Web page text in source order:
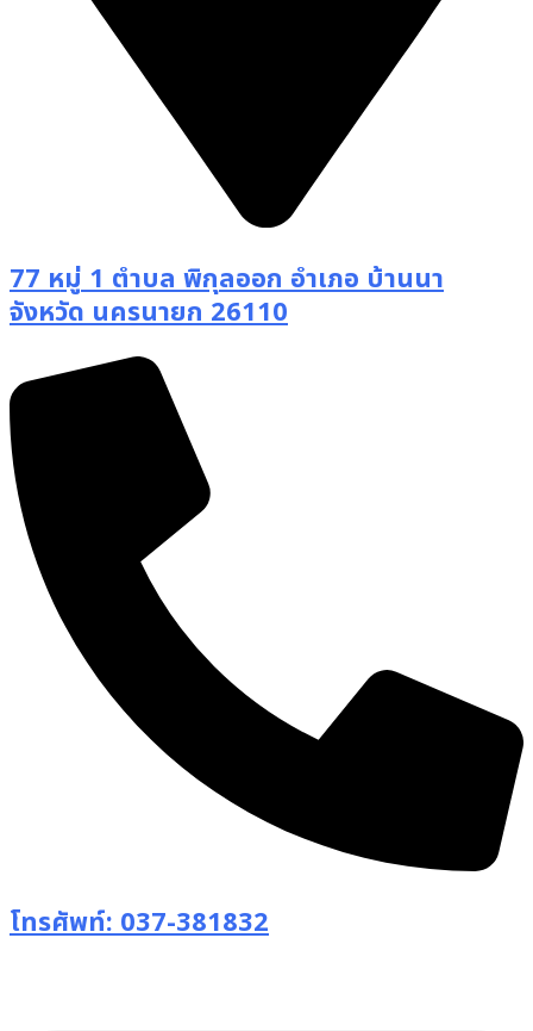
77 หมู่ 1 ตำบล พิกุลออก อำเภอ บ้านนา
จังหวัด นครนายก 26110
โทรศัพท์: 037-381832